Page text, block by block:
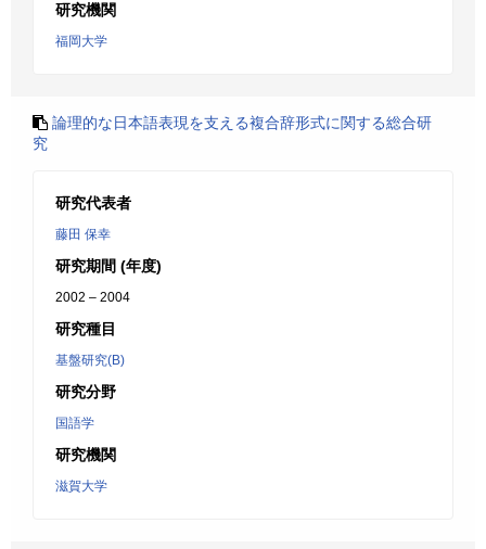
研究機関
福岡大学
論理的な日本語表現を支える複合辞形式に関する総合研
究
研究代表者
藤田 保幸
研究期間 (年度)
2002 – 2004
研究種目
基盤研究(B)
研究分野
国語学
研究機関
滋賀大学